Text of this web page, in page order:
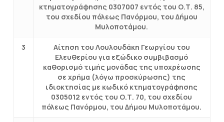
κτηματογράφησης 0307007 εντός του Ο.Τ. 85,
του σχεδίου πόλεως Πανόρμου, του Δήμου
Μυλοποτάμου.
3
Αίτηση του Λουλουδάκη Γεωργίου του
Ελευθερίου για εξώδικο συμβιβασμό
καθορισμό τιμής μονάδας της υποχρέωσης
σε χρήμα (λόγω προσκύρωσης) της
ιδιοκτησίας με κωδικό κτηματογράφησης
0305012 εντός του Ο.Τ. 70, του σχεδίου
πόλεως Πανόρμου, του Δήμου Μυλοποτάμου.